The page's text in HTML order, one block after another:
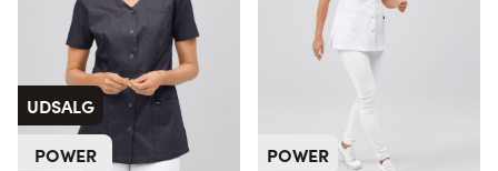
UDSALG
POWER
POWER